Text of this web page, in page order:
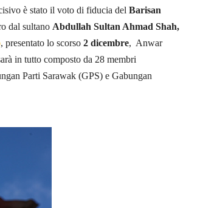
è stato il voto di fiducia del Barisan
dal sultano Abdullah Sultan Ahmad Shah,
, presentato lo scorso 2 dicembre, Anwar
in tutto composto da 28 membri
Parti Sarawak (GPS) e Gabungan